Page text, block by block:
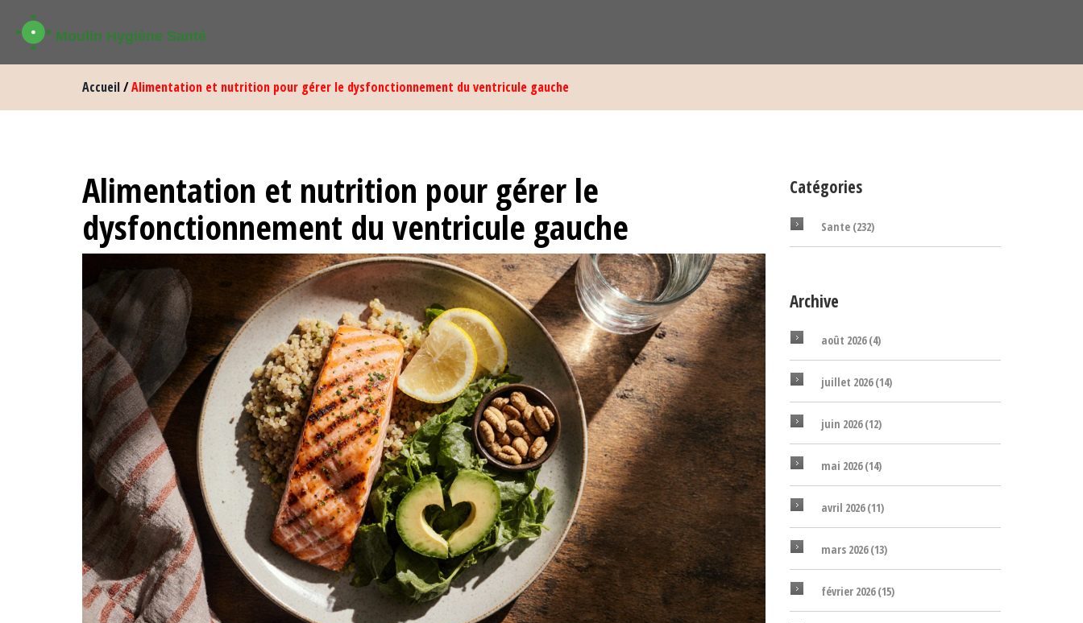
Accueil/Alimentation et nutrition pour gérer le dysfonctionnement du ventricule gauche
Alimentation et nutrition pour gérer le
dysfonctionnement du ventricule gauche
Catégories
Sante (232)
Archive
août 2026(4)
juillet 2026(14)
juin 2026(12)
mai 2026(14)
avril 2026(11)
mars 2026(13)
février 2026(15)